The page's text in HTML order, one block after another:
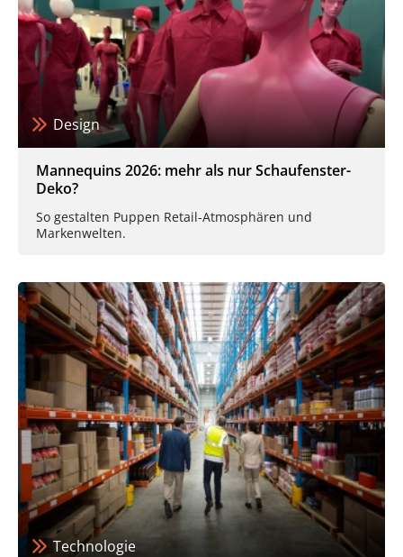
Design
Mannequins 2026: mehr als nur Schaufenster-
Deko?
So gestalten Puppen Retail-Atmosphären und
Markenwelten.
Technologie